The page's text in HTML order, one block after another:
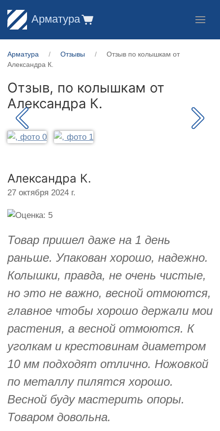
Арматура
Арматура Отзывы
Отзыв по колышкам от
Александра К.
Отзыв, по колышкам от
Александра К.
Александра К.
27 октября 2024 г.
Товар пришел даже на 1 день
раньше. Упакован хорошо, надежно.
Колышки, правда, не очень чистые,
но это не важно, весной отмоются,
главное чтобы хорошо держали мои
растения, а весной отмоются. К
уголкам и крестовинам диаметром
10 мм подходят отлично. Ножовкой
по металлу пилятся хорошо.
Весной буду мастерить опоры.
Товаром довольна.